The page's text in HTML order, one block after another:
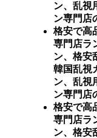
ン、乱視
ン専門店
格安で高
専門店ラ
ン、格安
韓国乱視
ン、乱視
ン専門店
格安で高
専門店ラ
ン、格安